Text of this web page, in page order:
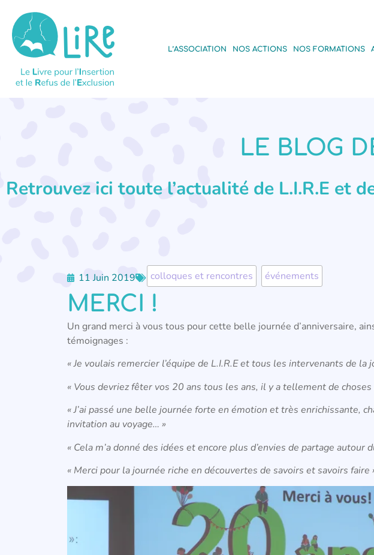
L’ASSOCIATION NOS ACTIONS NOS FORMATIONS
LE BLOG
Retrouvez ici toute l’actualité de L.I.R.E et
11 Juin 2019 colloques et rencontres événements
MERCI !
Un grand merci à vous tous pour cette belle journée d’anniversaire,
témoignages :
« Je voulais remercier l’équipe de L.I.R.E et tous les intervenants de la
« Vous devriez fêter vos 20 ans tous les ans, il y a tellement de choses
« J’ai passé une belle journée forte en émotion et très enrichissante,
invitation au voyage… »
« Cela m’a donné des idées et encore plus d’envies de partage autour
« Merci pour la journée riche en découvertes de savoirs et savoirs faire